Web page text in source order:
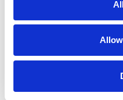
zakończył się
1 min